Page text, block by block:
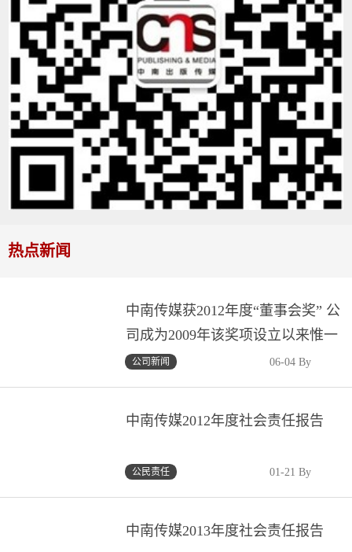
热点新闻
中南传媒获2012年度“董事会奖” 公
司成为2009年该奖项设立以来惟一
获奖湘企、惟一获奖文化传媒企业
06-04 By
公司新闻
中南传媒2012年度社会责任报告
01-21 By
公民责任
中南传媒2013年度社会责任报告